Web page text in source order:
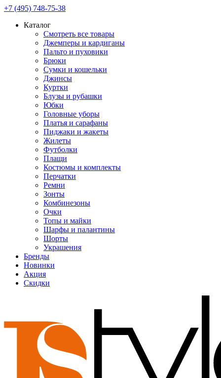
+7 (495) 748-75-38
Каталог
Смотреть все товары
Джемперы и кардиганы
Пальто и пуховики
Брюки
Сумки и кошельки
Джинсы
Куртки
Блузы и рубашки
Юбки
Головные уборы
Платья и сарафаны
Пиджаки и жакеты
Жилеты
Футболки
Плащи
Костюмы и комплекты
Перчатки
Ремни
Зонты
Комбинезоны
Очки
Топы и майки
Шарфы и палантины
Шорты
Украшения
Бренды
Новинки
Акция
Скидки